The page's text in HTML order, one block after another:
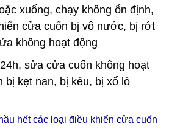
xuống, chạy không ổn định,
cửa cuốn bị vô nước, bị rớt
không hoạt động
sửa cửa cuốn không hoạt
bị kẹt nan, bị kêu, bị xổ lô
hết các loại điều khiển cửa cuốn